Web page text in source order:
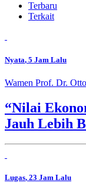
Terbaru
Terkait
Nyata, 5 Jam Lalu
Wamen Prof. Dr.
“Nilai
Jauh Lebih
Lugas, 23 Jam Lalu